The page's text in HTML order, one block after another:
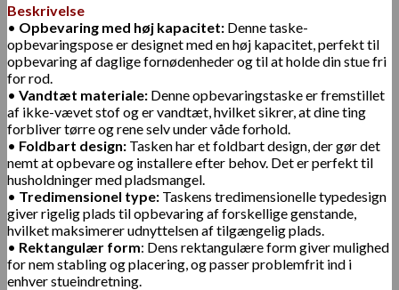
Beskrivelse
• Opbevaring med høj kapacitet: Denne taske-
opbevaringspose er designet med en høj kapacitet, perfekt til
opbevaring af daglige fornødenheder og til at holde din stue fri
for rod.
• Vandtæt materiale: Denne opbevaringstaske er fremstillet
af ikke-vævet stof og er vandtæt, hvilket sikrer, at dine ting
forbliver tørre og rene selv under våde forhold.
• Foldbart design: Tasken har et foldbart design, der gør det
nemt at opbevare og installere efter behov. Det er perfekt til
husholdninger med pladsmangel.
• Tredimensionel type: Taskens tredimensionelle typedesign
giver rigelig plads til opbevaring af forskellige genstande,
hvilket maksimerer udnyttelsen af ​​tilgængelig plads.
• Rektangulær form: Dens rektangulære form giver mulighed
for nem stabling og placering, og passer problemfrit ind i
enhver stueindretning.